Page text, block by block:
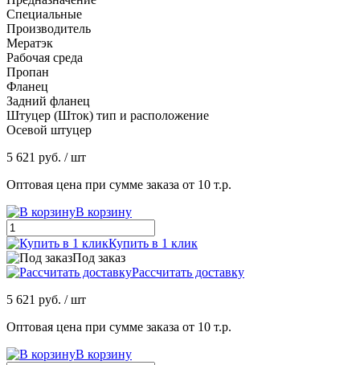
Специальные
Производитель
Мератэк
Рабочая среда
Пропан
Фланец
Задний фланец
Штуцер (Шток) тип и расположение
Осевой штуцер
5 621 руб. / шт
Оптовая цена при сумме заказа от 10 т.р.
В корзину
Купить в 1 клик
Под заказ
Рассчитать доставку
5 621 руб. / шт
Оптовая цена при сумме заказа от 10 т.р.
В корзину